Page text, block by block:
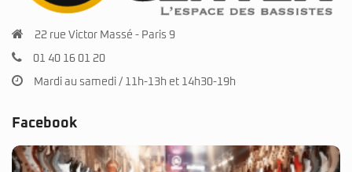
22 rue Victor Massé - Paris 9
01 40 16 01 20
Mardi au samedi / 11h-13h et 14h30-19h
Facebook